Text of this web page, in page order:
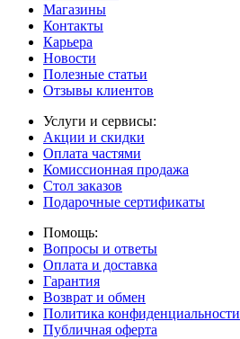
Магазины
Контакты
Карьера
Новости
Полезные статьи
Отзывы клиентов
Услуги и сервисы:
Акции и скидки
Оплата частями
Комиссионная продажа
Стол заказов
Подарочные сертификаты
Помощь:
Вопросы и ответы
Оплата и доставка
Гарантия
Возврат и обмен
Политика конфиденциальности
Публичная оферта